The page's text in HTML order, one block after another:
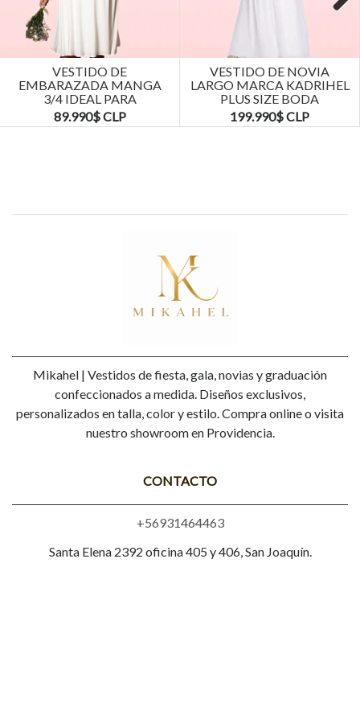
VESTIDO DE
EMBARAZADA MANGA
3/4 IDEAL PARA
MATRIMONIO BODA.
TALLAS...
89.990$ CLP
VESTIDO DE NOVIA
LARGO MARCA KADRIHEL
PLUS SIZE BODA
MATRIMONIO...
199.990$ CLP
Mikahel | Vestidos de fiesta, gala, novias y graduación
confeccionados a medida. Diseños exclusivos,
personalizados en talla, color y estilo. Compra online o visita
nuestro showroom en Providencia.
CONTACTO
+56931464463
Santa Elena 2392 oficina 405 y 406, San Joaquín.